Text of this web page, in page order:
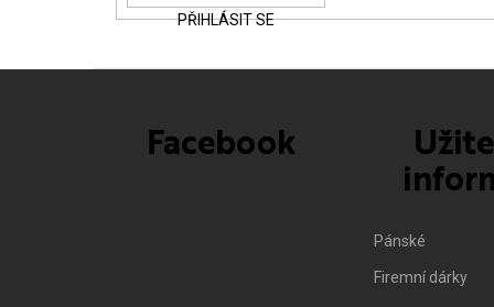
PŘIHLÁSIT SE
Facebook
Pánské
Firemní dárky